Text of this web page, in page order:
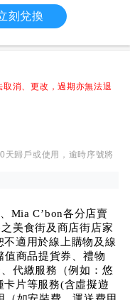
刻兌換
消、更改，過期亦無法退
天歸戶或使用，逾時序號將
Mia C’bon各分店賣
美食街及商店街店家
不適用於線上購物及線
值商品提貨券、禮物
代繳服務（例如：悠
卡片等服務(含虛擬遊